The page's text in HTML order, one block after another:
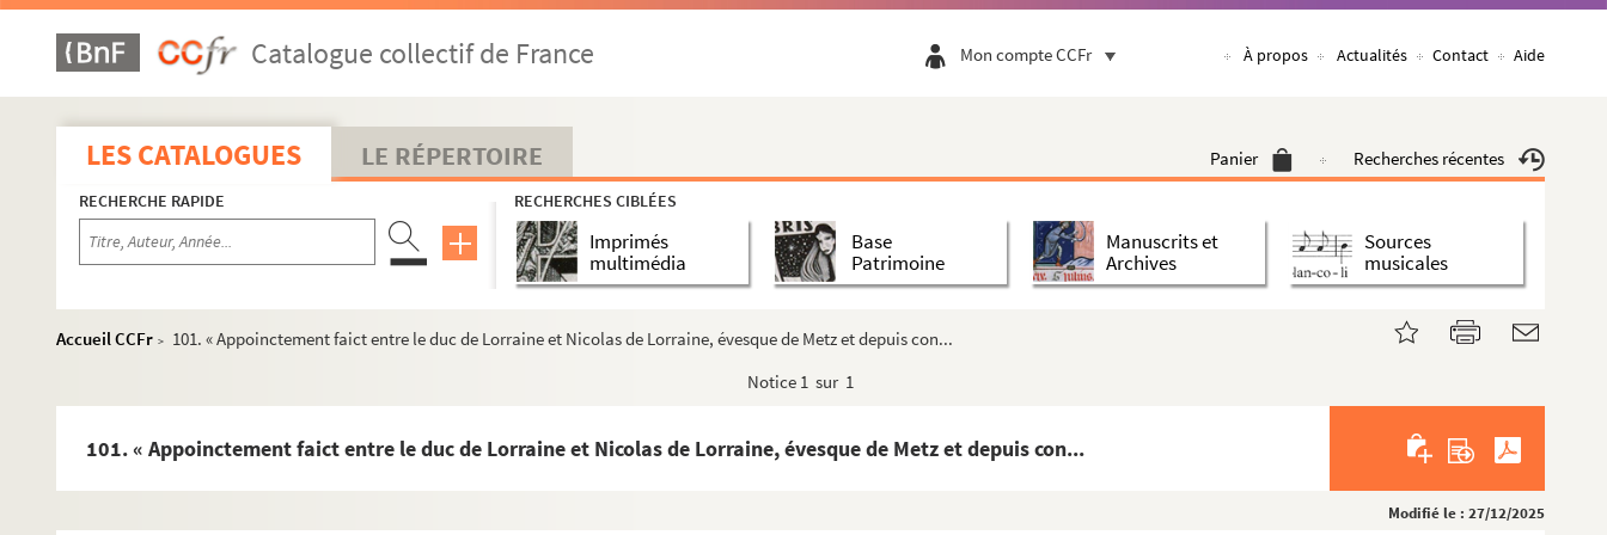
Catalogue collectif de France Mon compte CCFr À propos Actualités Contact Aide
LES CATALOGUES LE RÉPERTOIRE Panier Recherches récentes
RECHERCHE RAPIDE RECHERCHES CIBLÉES
Imprimés
multimédia
Base
Patrimoine
Manuscrits et
Archives
Sources
musicales
Accueil CCFr >
101. « Appoinctement faict entre le duc de Lorraine et Nicolas de Lorraine, évesque de Metz et depuis con...
Notice 1 sur 1
101. « Appoinctement faict entre le duc de Lorraine et Nicolas de Lorraine, évesque de Metz et depuis con...
Modifié le : 27/12/2025
Fol. 135. Lettre de l'empereur Ferdinand III à Henriette de Lorraine, princesse de Phalsbourg, au sujet de son...
Fol. 137. Mémoires et lettres concernant les démarches de Charles IV, duc de Lorraine, pour faire casser son m...
Fol. 147. « Protestation de nullité contre le traité fait entre... le cardinal de Richelieu... et Son Altesse ...
Fol. 151. Protestation d'Anne de Gonzague, duchesse de Nevers, sur le second mariage du duc de Guise, son mari...
Fol. 155. Pièces manuscrites et imprimées concernant l'arrestation de Charles IV, duc de Lorraine, dans les Pa...
Fol. 183. « Relation du véritable sujet... » qui a obligé le duc François de Lorraine de se retirer des Pays-B...
Fol. 190. Mémoires sur le mariage de D. Carlos Guasco avec Henriette de Lorraine, princesse de Phalsbourg
Fol. 237. Lettre de la duchesse douairière Marguerite de Lorraine, en réponse à une communication concernant l...